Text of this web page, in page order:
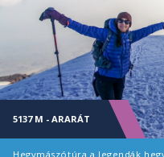
5137 M - ARARÁT
Hegymászótúra a legendák